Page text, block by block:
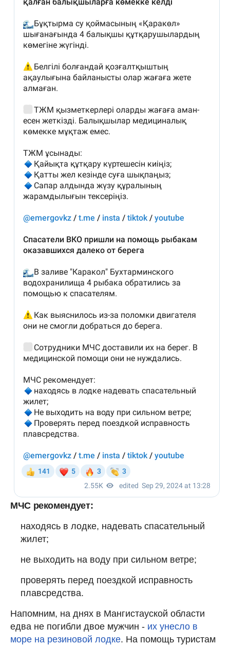
МЧС рекомендует:
находясь в лодке, надевать спасательный
жилет;
не выходить на воду при сильном ветре;
проверять перед поездкой исправность
плавсредства.
Напомним, на днях в Мангистауской области
едва не погибли двое мужчин - их унесло в
море на резиновой лодке. На помощь туристам